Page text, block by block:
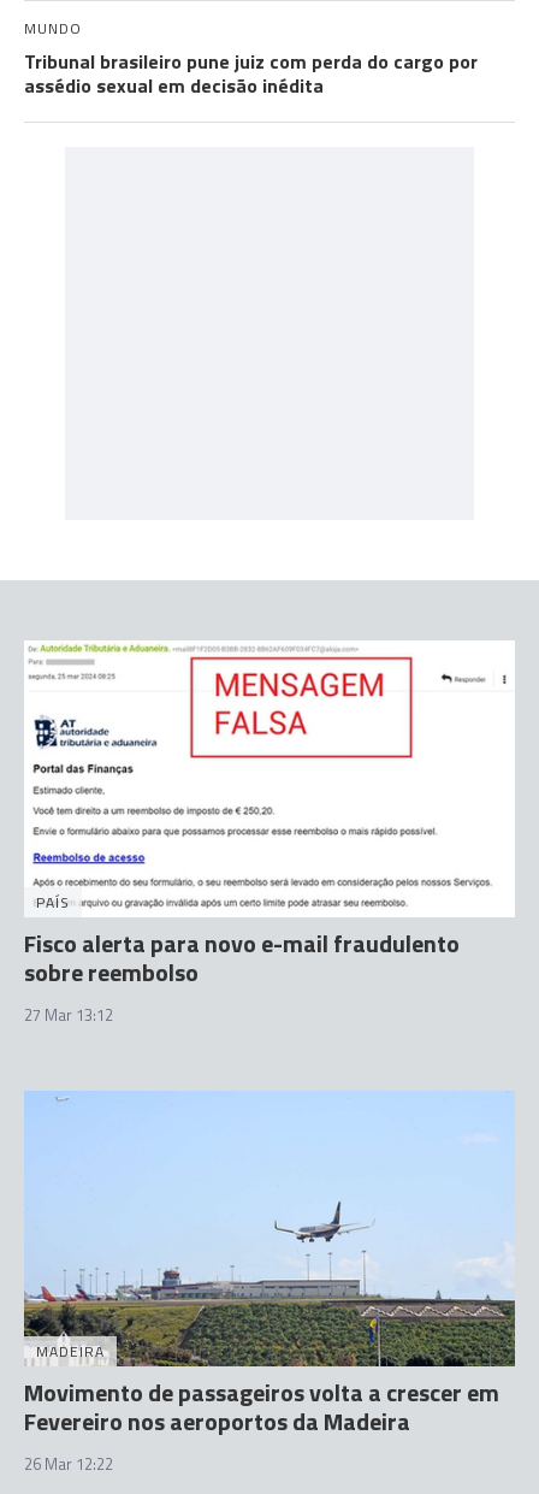
MUNDO
Tribunal brasileiro pune juiz com perda do cargo por
assédio sexual em decisão inédita
PAÍS
Fisco alerta para novo e-mail fraudulento
sobre reembolso
27 Mar 13:12
MADEIRA
Movimento de passageiros volta a crescer em
Fevereiro nos aeroportos da Madeira
26 Mar 12:22